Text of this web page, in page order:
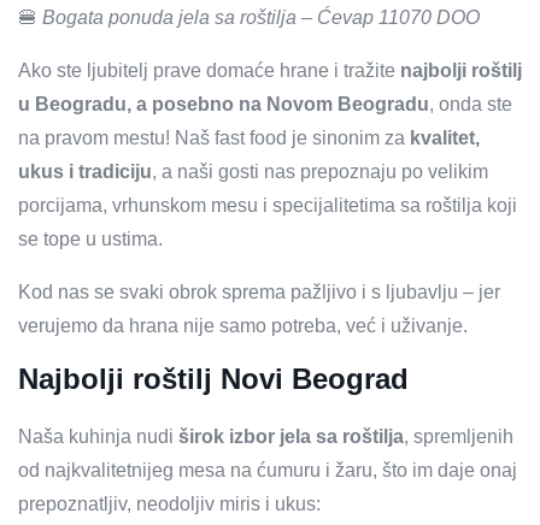
🍔 Bogata ponuda jela sa roštilja – Ćevap 11070 DOO
Ako ste ljubitelj prave domaće hrane i tražite najbolji roštilj
u Beogradu, a posebno na Novom Beogradu, onda ste
na pravom mestu! Naš fast food je sinonim za kvalitet,
ukus i tradiciju, a naši gosti nas prepoznaju po velikim
porcijama, vrhunskom mesu i specijalitetima sa roštilja koji
se tope u ustima.
Kod nas se svaki obrok sprema pažljivo i s ljubavlju – jer
verujemo da hrana nije samo potreba, već i uživanje.
Najbolji roštilj Novi Beograd
Naša kuhinja nudi širok izbor jela sa roštilja, spremljenih
od najkvalitetnijeg mesa na ćumuru i žaru, što im daje onaj
prepoznatljiv, neodoljiv miris i ukus: